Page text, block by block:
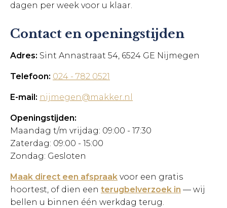
dagen per week voor u klaar.
Contact en openingstijden
Adres: Sint Annastraat 54, 6524 GE Nijmegen
Telefoon: 024 - 782 0521
E-mail: nijmegen@makker.nl
Openingstijden:
Maandag t/m vrijdag: 09:00 - 17:30
Zaterdag: 09:00 - 15:00
Zondag: Gesloten
Maak direct een afspraak voor een gratis
hoortest, of dien een terugbelverzoek in — wij
bellen u binnen één werkdag terug.